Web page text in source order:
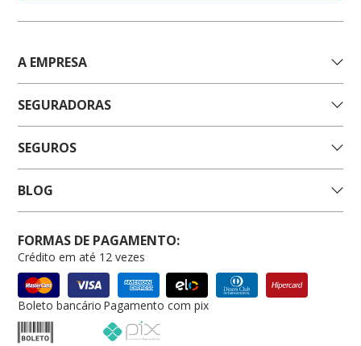
A EMPRESA
SEGURADORAS
SEGUROS
BLOG
FORMAS DE PAGAMENTO:
Crédito em até 12 vezes
Boleto bancário Pagamento com pix